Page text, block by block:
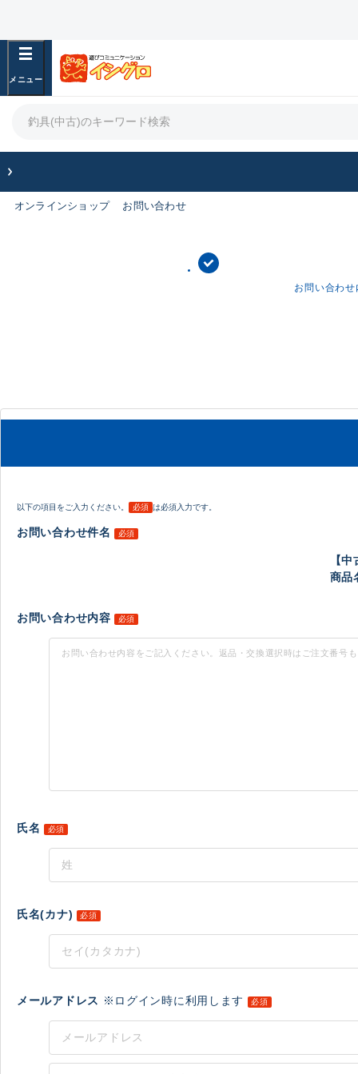
オンラインショップ お問い合わせ
お問い合わ
以下の項目をご入力ください。 必須 は必須入力です。
お問い合わせ件名 必須
【
商品
お問い合わせ内容 必須
氏名 必須
氏名(カナ) 必須
メールアドレス ※ログイン時に利用します 必須